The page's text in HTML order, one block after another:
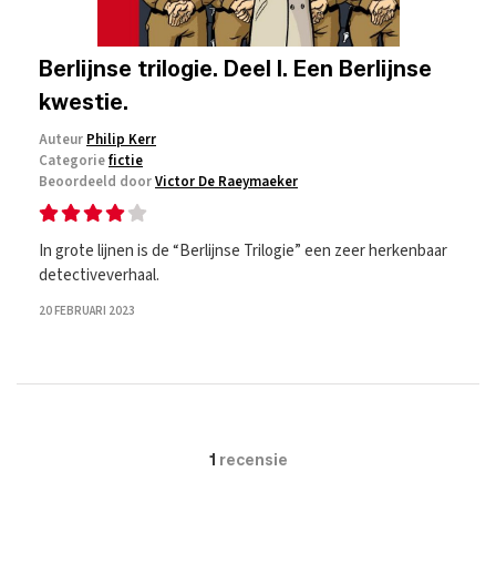
Berlijnse trilogie. Deel I. Een Berlijnse
kwestie.
Auteur Philip Kerr
Categoriefictie
Beoordeeld doorVictor De Raeymaeker
In grote lijnen is de “Berlijnse Trilogie” een zeer herkenbaar
detectiveverhaal.
20 FEBRUARI 2023
1 recensie